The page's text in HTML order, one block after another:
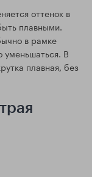
оттенок в
плавными.
в рамке
уменьшаться. В
плавная, без